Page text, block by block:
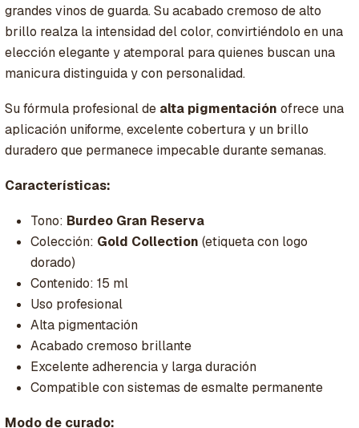
grandes vinos de guarda. Su acabado cremoso de alto
brillo realza la intensidad del color, convirtiéndolo en una
elección elegante y atemporal para quienes buscan una
manicura distinguida y con personalidad.
Su fórmula profesional de alta pigmentación ofrece una
aplicación uniforme, excelente cobertura y un brillo
duradero que permanece impecable durante semanas.
Características:
Tono: Burdeo Gran Reserva
Colección: Gold Collection (etiqueta con logo
dorado)
Contenido: 15 ml
Uso profesional
Alta pigmentación
Acabado cremoso brillante
Excelente adherencia y larga duración
Compatible con sistemas de esmalte permanente
Modo de curado: